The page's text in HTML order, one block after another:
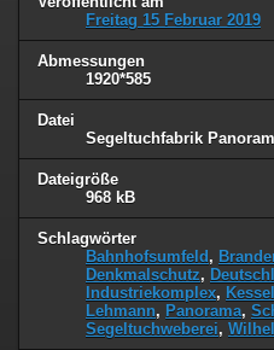
Freitag 15 Februar 2019
Abmessungen
1920*585
Datei
Segeltuchfabrik
Dateigröße
968 kB
Schlagwörter
Bahnhofsumfeld ,
Denkmalschutz,
Industriekomplex,
Lehmann, Panorama,
Segeltuchweberei,